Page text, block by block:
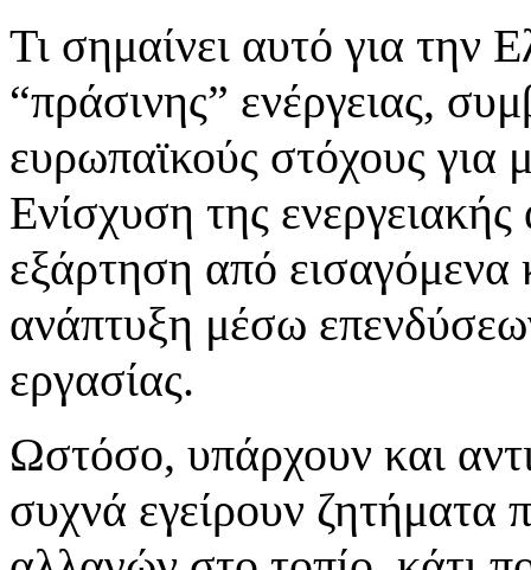
Τι σημαίνει αυτό για
“πράσινης” ενέργειας,
ευρωπαϊκούς στόχους
Ενίσχυση της
εξάρτηση από εισαγόμενα
ανάπτυξη μέσω
εργασίας.
Ωστόσο, υπάρχουν και
συχνά εγείρουν ζητήματα